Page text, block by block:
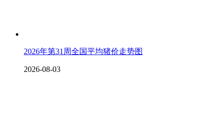
2026年第31周全国平均猪价走势图
2026-08-03